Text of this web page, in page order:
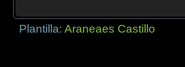
Plantilla:Araneaes Castillo